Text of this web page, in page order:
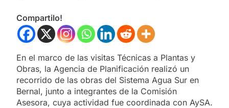
Compartilo!
En el marco de las visitas Técnicas a Plantas y
Obras, la Agencia de Planificación realizó un
recorrido de las obras del Sistema Agua Sur en
Bernal, junto a integrantes de la Comisión
Asesora, cuya actividad fue coordinada con AySA.